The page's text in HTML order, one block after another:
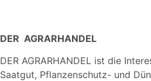
DER AGRARHANDEL
DER AGRARHANDEL ist die
Saatgut, Pflanzenschutz- und